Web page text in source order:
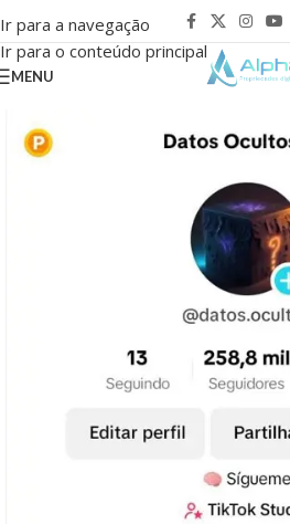
Ir para a navegação
Ir para o conteúdo principal
MENU